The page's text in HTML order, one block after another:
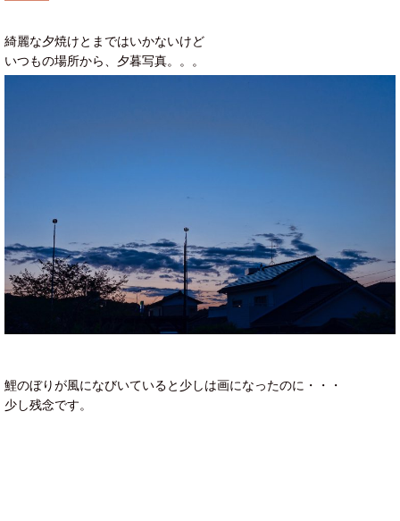
綺麗な夕焼けとまではいかないけど
いつもの場所から、夕暮写真。。。
鯉のぼりが風になびいていると少しは画になったのに・・・
少し残念です。